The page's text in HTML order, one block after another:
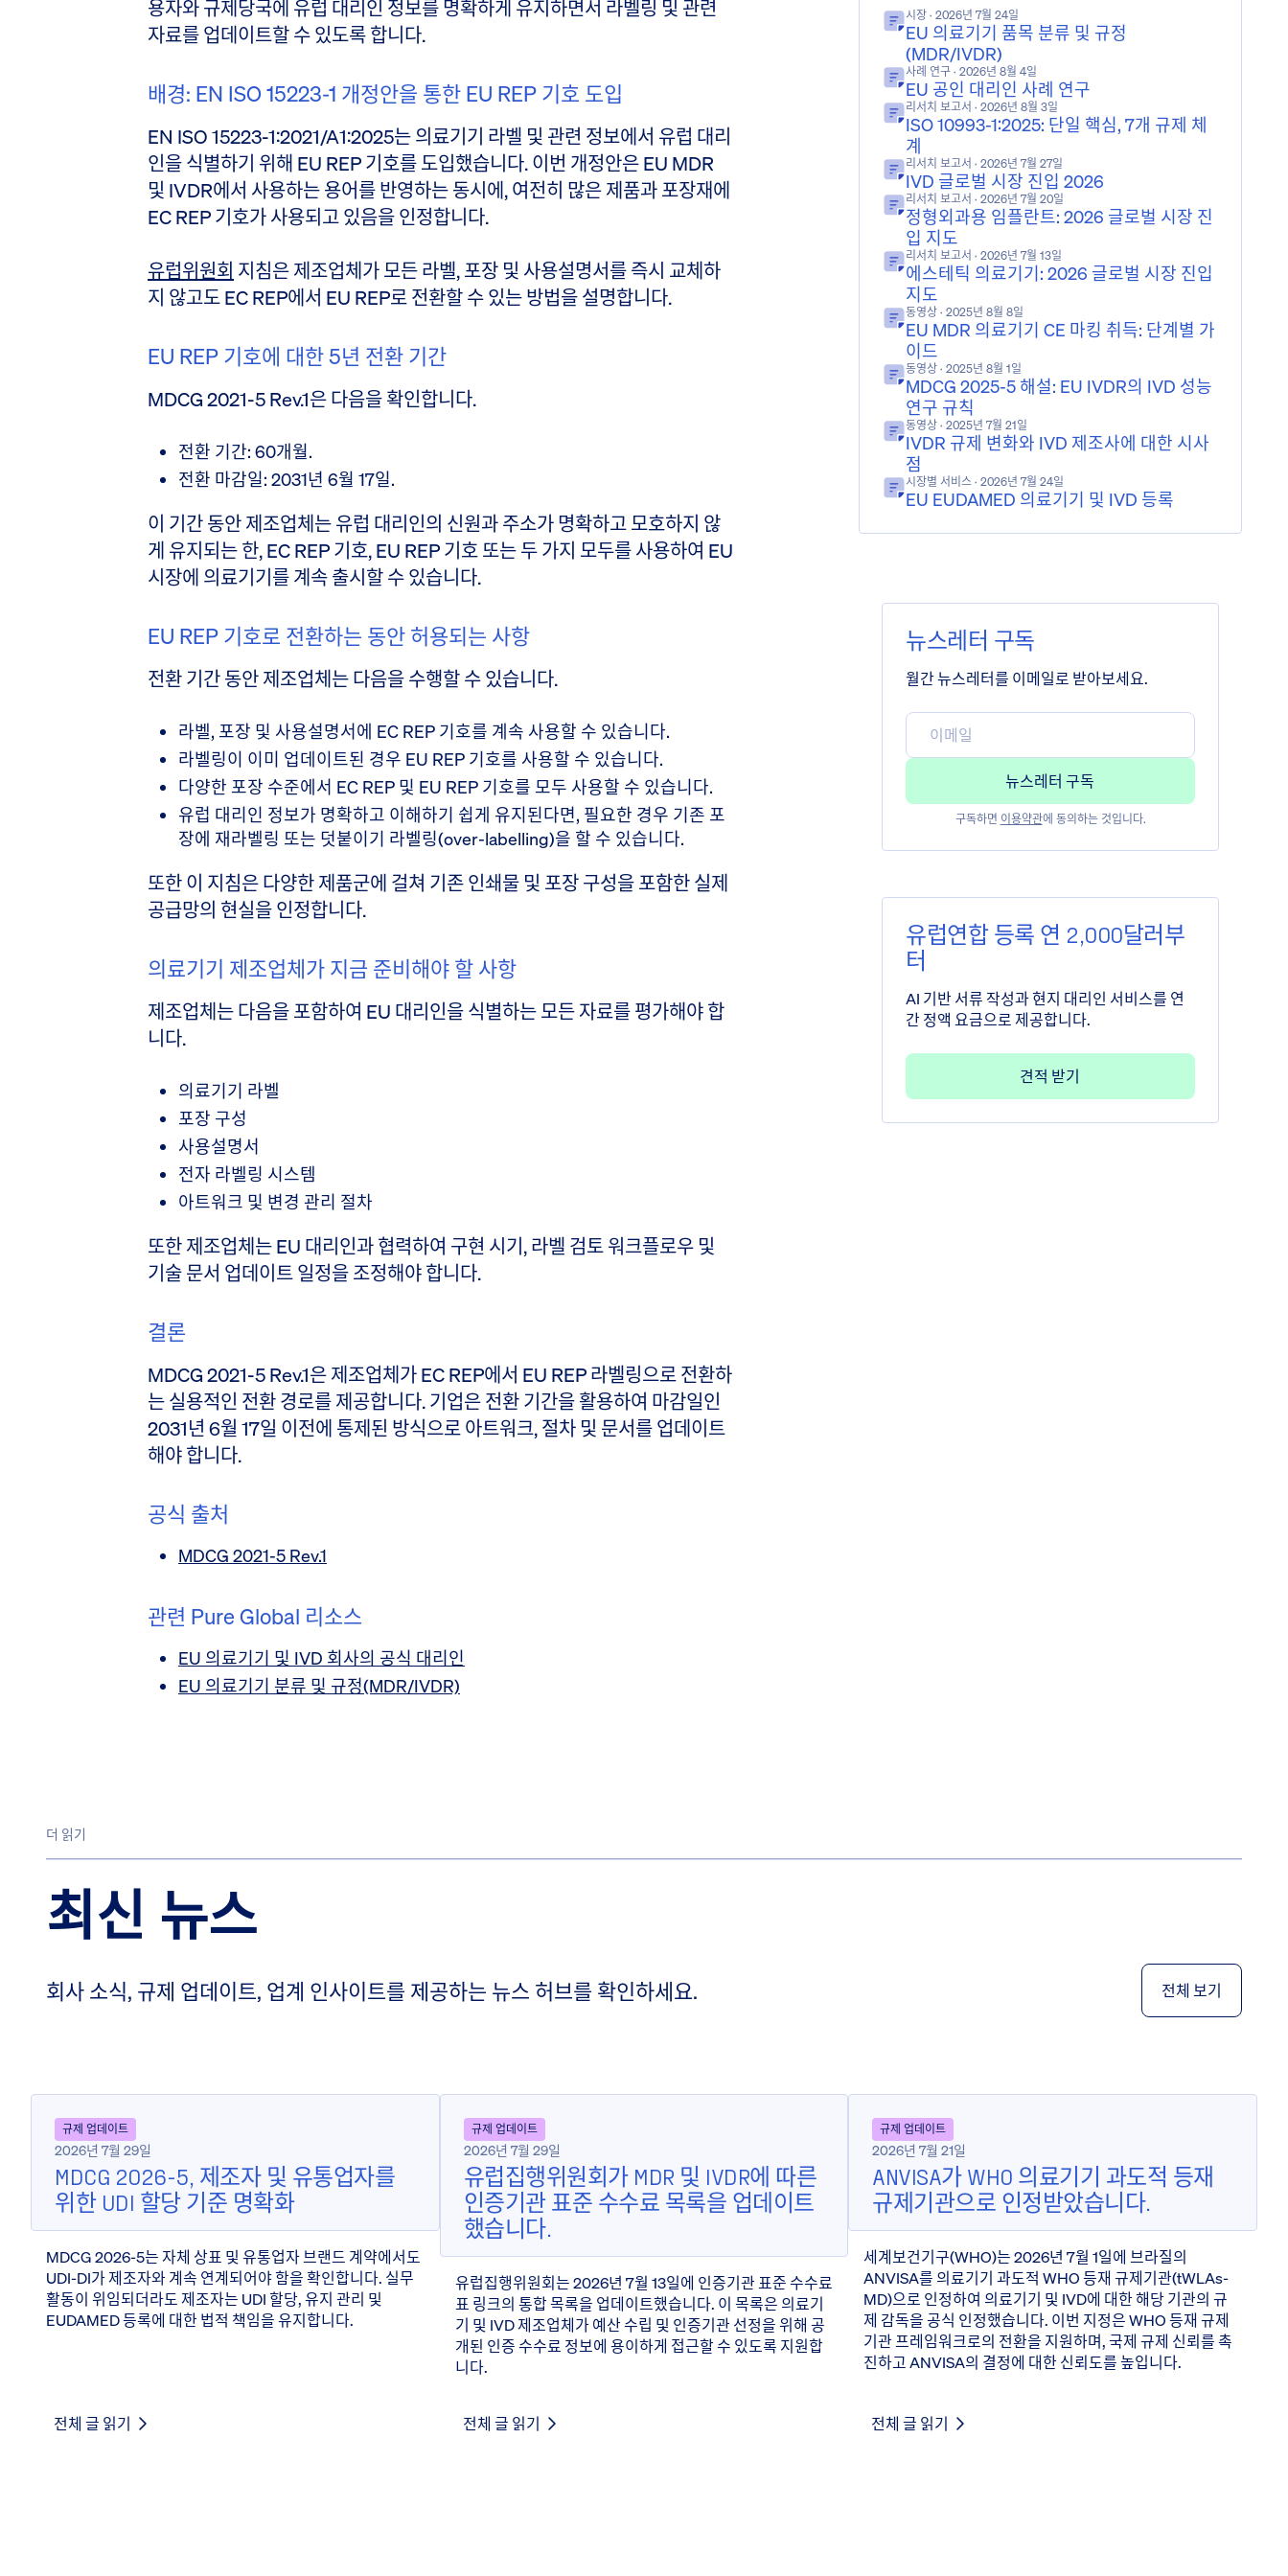
용자와 규제당국에 유럽 대리인 정보를 명확하게 유지하면서 라벨링 및 관련
자료를 업데이트할 수 있도록 합니다.
배경: EN ISO 15223-1 개정안을 통한 EU REP 기호 도입
EN ISO 15223-1:2021/A1:2025는 의료기기 라벨 및 관련 정보에서 유럽 대리
인을 식별하기 위해 EU REP 기호를 도입했습니다. 이번 개정안은 EU MDR
및 IVDR에서 사용하는 용어를 반영하는 동시에, 여전히 많은 제품과 포장재에
EC REP 기호가 사용되고 있음을 인정합니다.
유럽위원회 지침은 제조업체가 모든 라벨, 포장 및 사용설명서를 즉시 교체하
지 않고도 EC REP에서 EU REP로 전환할 수 있는 방법을 설명합니다.
EU REP 기호에 대한 5년 전환 기간
MDCG 2021-5 Rev.1은 다음을 확인합니다.
전환 기간: 60개월.
전환 마감일: 2031년 6월 17일.
이 기간 동안 제조업체는 유럽 대리인의 신원과 주소가 명확하고 모호하지 않
게 유지되는 한, EC REP 기호, EU REP 기호 또는 두 가지 모두를 사용하여 EU
시장에 의료기기를 계속 출시할 수 있습니다.
EU REP 기호로 전환하는 동안 허용되는 사항
전환 기간 동안 제조업체는 다음을 수행할 수 있습니다.
라벨, 포장 및 사용설명서에 EC REP 기호를 계속 사용할 수 있습니다.
라벨링이 이미 업데이트된 경우 EU REP 기호를 사용할 수 있습니다.
다양한 포장 수준에서 EC REP 및 EU REP 기호를 모두 사용할 수 있습니다.
유럽 대리인 정보가 명확하고 이해하기 쉽게 유지된다면, 필요한 경우 기존 포
장에 재라벨링 또는 덧붙이기 라벨링(over-labelling)을 할 수 있습니다.
또한 이 지침은 다양한 제품군에 걸쳐 기존 인쇄물 및 포장 구성을 포함한 실제
공급망의 현실을 인정합니다.
의료기기 제조업체가 지금 준비해야 할 사항
제조업체는 다음을 포함하여 EU 대리인을 식별하는 모든 자료를 평가해야 합
니다.
의료기기 라벨
포장 구성
사용설명서
전자 라벨링 시스템
아트워크 및 변경 관리 절차
또한 제조업체는 EU 대리인과 협력하여 구현 시기, 라벨 검토 워크플로우 및
기술 문서 업데이트 일정을 조정해야 합니다.
결론
MDCG 2021-5 Rev.1은 제조업체가 EC REP에서 EU REP 라벨링으로 전환하
는 실용적인 전환 경로를 제공합니다. 기업은 전환 기간을 활용하여 마감일인
2031년 6월 17일 이전에 통제된 방식으로 아트워크, 절차 및 문서를 업데이트
해야 합니다.
공식 출처
MDCG 2021-5 Rev.1
관련 Pure Global 리소스
EU 의료기기 및 IVD 회사의 공식 대리인
EU 의료기기 분류 및 규정(MDR/IVDR)
시장 · 2026년 7월 24일
EU 의료기기 품목 분류 및 규정
(MDR/IVDR)
사례 연구 · 2026년 8월 4일
EU 공인 대리인 사례 연구
리서치 보고서 · 2026년 8월 3일
ISO 10993-1:2025: 단일 핵심, 7개 규제 체
계
리서치 보고서 · 2026년 7월 27일
IVD 글로벌 시장 진입 2026
리서치 보고서 · 2026년 7월 20일
정형외과용 임플란트: 2026 글로벌 시장 진
입 지도
리서치 보고서 · 2026년 7월 13일
에스테틱 의료기기: 2026 글로벌 시장 진입
지도
동영상 · 2025년 8월 8일
EU MDR 의료기기 CE 마킹 취득: 단계별 가
이드
동영상 · 2025년 8월 1일
MDCG 2025-5 해설: EU IVDR의 IVD 성능
연구 규칙
동영상 · 2025년 7월 21일
IVDR 규제 변화와 IVD 제조사에 대한 시사
점
시장별 서비스 · 2026년 7월 24일
EU EUDAMED 의료기기 및 IVD 등록
뉴스레터 구독
월간 뉴스레터를 이메일로 받아보세요.
구독하면 이용약관에 동의하는 것입니다.
유럽연합 등록 연 2,000달러부
터
AI 기반 서류 작성과 현지 대리인 서비스를 연
간 정액 요금으로 제공합니다.
견적 받기
더 읽기
최신 뉴스
회사 소식, 규제 업데이트, 업계 인사이트를 제공하는 뉴스 허브를 확인하세요. 전체 보기
규제 업데이트
2026년 7월 29일
MDCG 2026-5, 제조자 및 유통업자를
위한 UDI 할당 기준 명확화
MDCG 2026-5는 자체 상표 및 유통업자 브랜드 계약에서도
UDI-DI가 제조자와 계속 연계되어야 함을 확인합니다. 실무
활동이 위임되더라도 제조자는 UDI 할당, 유지 관리 및
EUDAMED 등록에 대한 법적 책임을 유지합니다.
전체 글 읽기
규제 업데이트
2026년 7월 29일
유럽집행위원회가 MDR 및 IVDR에 따른
인증기관 표준 수수료 목록을 업데이트
했습니다.
유럽집행위원회는 2026년 7월 13일에 인증기관 표준 수수료
표 링크의 통합 목록을 업데이트했습니다. 이 목록은 의료기
기 및 IVD 제조업체가 예산 수립 및 인증기관 선정을 위해 공
개된 인증 수수료 정보에 용이하게 접근할 수 있도록 지원합
니다.
전체 글 읽기
규제 업데이트
2026년 7월 21일
ANVISA가 WHO 의료기기 과도적 등재
규제기관으로 인정받았습니다.
세계보건기구(WHO)는 2026년 7월 1일에 브라질의
ANVISA를 의료기기 과도적 WHO 등재 규제기관(tWLAs-
MD)으로 인정하여 의료기기 및 IVD에 대한 해당 기관의 규
제 감독을 공식 인정했습니다. 이번 지정은 WHO 등재 규제
기관 프레임워크로의 전환을 지원하며, 국제 규제 신뢰를 촉
진하고 ANVISA의 결정에 대한 신뢰도를 높입니다.
전체 글 읽기